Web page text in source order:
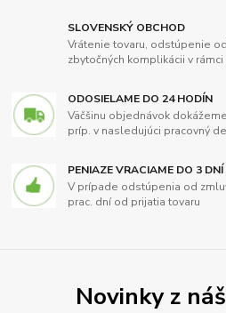
SLOVENSKÝ OBCHOD
Vrátenie tovaru, odstúpenie
zbytočných komplikácii v rámci
ODOSIELAME DO 24 HODÍN
Väčšinu objednávok
príp. v nasledujúci pracovný
PENIAZE VRACIAME DO 3 DNÍ
V prípade odstúpenia od
prac. dní od prijatia tovaru
Novinky z